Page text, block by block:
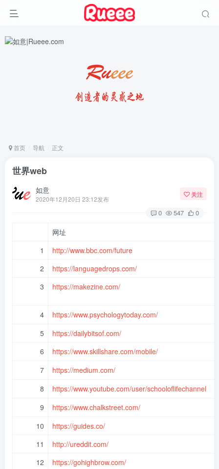
首页 导航 正文
世界web
如意
2020年12月20日 23:12发布
关注
0 547 0
网址
1
http://www.bbc.com/future
2
https://languagedrops.com/
3
https://makezine.com/
4
https://www.psychologytoday.com/
5
https://dailybitsof.com/
6
https://www.skillshare.com/mobile/
7
https://medium.com/
8
https://www.youtube.com/user/schooloflifechannel
9
https://www.chalkstreet.com/
10
https://guides.co/
11
http://ureddit.com/
12
https://gohighbrow.com/